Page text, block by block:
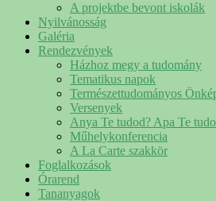
A projektbe bevont iskolák
Nyilvánosság
Galéria
Rendezvények
Házhoz megy a tudomány
Tematikus napok
Természettudományos
Versenyek
Anya Te tudod? Apa Te
Műhelykonferencia
A La Carte szakkör
Foglalkozások
Órarend
Tananyagok